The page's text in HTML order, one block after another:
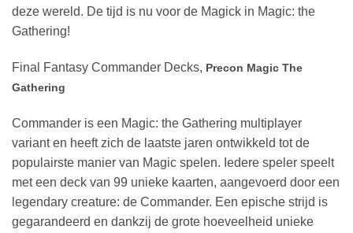
deze wereld. De tijd is nu voor de Magick in Magic: the
Gathering!
Final Fantasy Commander Decks, Precon Magic The
Gathering
Commander is een Magic: the Gathering multiplayer
variant en heeft zich de laatste jaren ontwikkeld tot de
populairste manier van Magic spelen. Iedere speler speelt
met een deck van 99 unieke kaarten, aangevoerd door een
legendary creature: de Commander. Een epische strijd is
gegarandeerd en dankzij de grote hoeveelheid unieke